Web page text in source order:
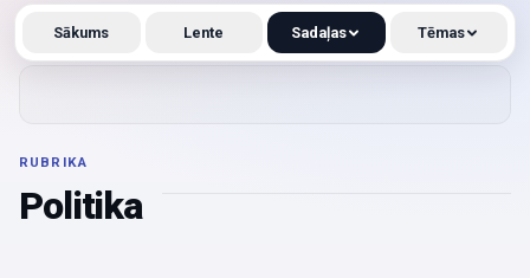
RUBRIKA
Politika
Sākums Lente Sadaļas Tēmas